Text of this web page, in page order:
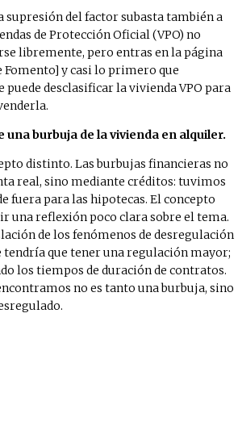
supresión del factor subasta también a
de Protección Oficial (VPO) no
libremente, pero entras en la página
y casi lo primero que
puede desclasificar la vivienda VPO para
una burbuja de la vivienda en alquiler.
distinto. Las burbujas financieras no
real, sino mediante créditos: tuvimos
fuera para las hipotecas. El concepto
una reflexión poco clara sobre el tema.
de los fenómenos de desregulación
tendría que tener una regulación mayor;
los tiempos de duración de contratos.
no es tanto una burbuja, sino